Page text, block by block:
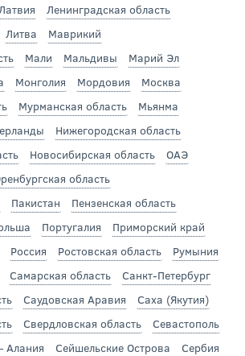
Ленинградская область
Литва
Маврикий
Мали Мальдивы
Марий Эл
Монголия Мордовия
Москва
Мурманская область
Мьянма
Нижегородская область
Новосибирская область
ОАЭ
область
Пакистан
Пензенская область
Португалия
Приморский край
Россия Ростовская область
Румыния
Самарская область
Санкт-Петербург
Саудовская Аравия
Саха (Якутия)
Свердловская область
Севастополь
Алания
Сейшельские Острова
Сербия